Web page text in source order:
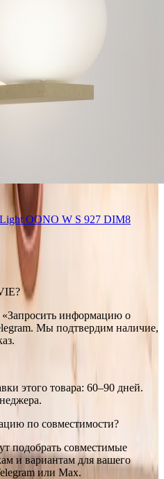
OONO W S 927 DIM8
«Запросить информацию о
Мы подтвердим наличие,
этого товара: 60–90 дней.
по совместимости?
подобрать совместимые
и вариантам для вашего
или Max.